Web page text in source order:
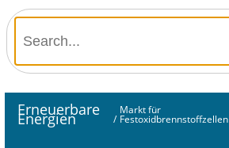
Erneuerbare
Energien /
Markt für
Festoxidbrennstoffzellen